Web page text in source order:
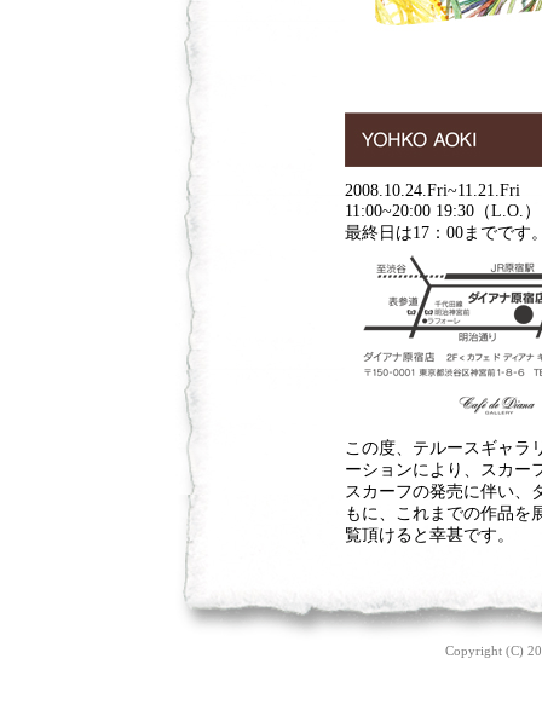
2008.10.24.Fri~11.21.Fri
11:00~20:00 19:30（L.O.）
最終日は17：00までです
この度、テルースギャラ
ーションにより、スカー
スカーフの発売に伴い、
もに、これまでの作品を
覧頂けると幸甚です。
Copyright (C)